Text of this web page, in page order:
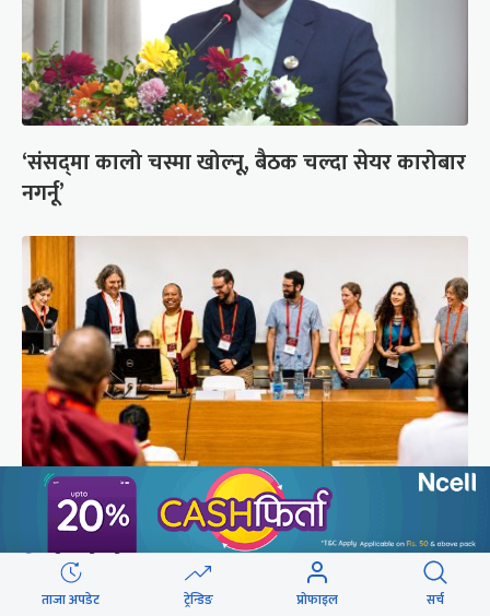
‘संसद्‍मा कालो चस्मा खोल्नू, बैठक चल्दा सेयर कारोबार
नगर्नू’
सुरक्षा रिपोर्ट : प्राज्ञिक आवरणमा तिब्बत पक्षीय भाष्य
निर्माणको योजना
ताजा अपडेट ट्रेन्डिङ प्रोफाइल सर्च